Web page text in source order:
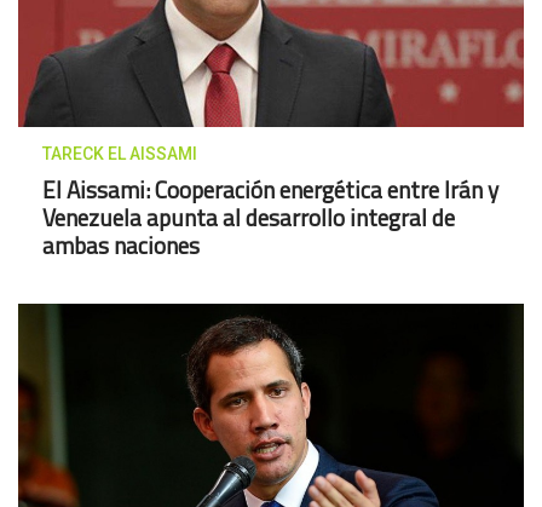
TARECK EL AISSAMI
El Aissami: Cooperación energética entre Irán y
Venezuela apunta al desarrollo integral de
ambas naciones